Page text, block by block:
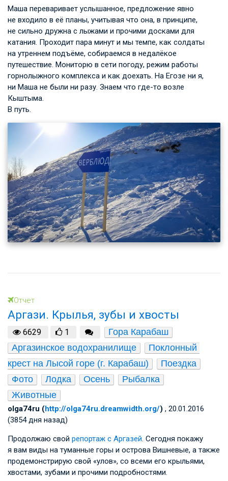
Маша переваривает услышанное, предложение явно
не входило в её планы, учитывая что она, в принципе,
не сильно дружна с лыжами и прочими досками для
катания. Проходит пара минут и мы темпе, как солдаты
на утреннем подъёме, собираемся в недалёкое
путешествие. Мониторю в сети погоду, режим работы
горнолыжного комплекса и как доехать. На Егозе ни я,
ни Маша не были ни разу. Знаем что где-то возле
Кыштыма.
В путь.
Отчет
Аргази. Крылья, зубы и хвосты
6629 1
Гора Карабаш
Аргазинское водохранилище
Поклонный
крест на Лысой горе (г. Карабаш)
Поездка
Фото
Лодка Осень
Рыбалка
Животные
olga74ru (http://olga74ru.dreamwidth.org/) , 20.01.2016
(3854 дня назад)
Продолжаю свой репортаж с Аргазей. Сегодня покажу
я вам виды на туманные горы и острова Вишневые, а также
продемонстрирую свой «улов», со всеми его крыльями,
хвостами, зубами и прочими подробностями.